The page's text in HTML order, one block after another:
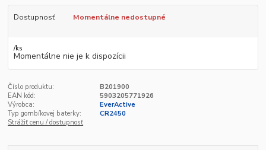
Dostupnosť Momentálne nedostupné
/ks
Momentálne nie je k dispozícii
Číslo produktu:
B201900
EAN kód:
5903205771926
Výrobca:
EverActive
Typ gombíkovej baterky:
CR2450
Strážiť cenu / dostupnosť